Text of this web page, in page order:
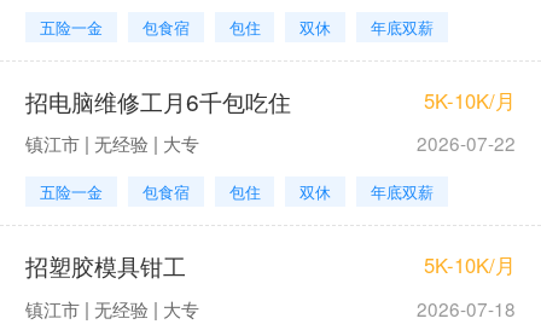
五险一金 包食宿 包住 双休 年底双薪
招电脑维修工月6千包吃住 5K-10K/月
镇江市 | 无经验 | 大专 2026-07-22
五险一金 包食宿 包住 双休 年底双薪
招塑胶模具钳工 5K-10K/月
镇江市 | 无经验 | 大专 2026-07-18